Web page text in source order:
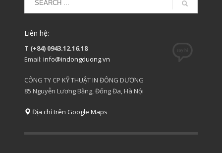
Liên hệ:
T (+84) 0943.12.16.18
Email: info@indongduong.vn
CÔNG TY CP KỸ THUẬT IN ĐÔNG DƯƠNG
85 Nguyễn Lương Bằng, Đống Đa, Hà Nội
Địa chỉ trên Google Maps